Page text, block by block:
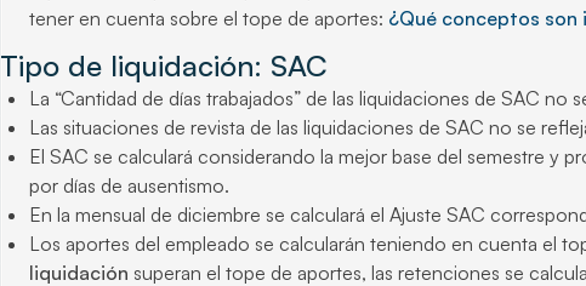
tener en cuenta sobre el tope de aportes: ¿Qué conceptos
Tipo de liquidación: SAC
La “Cantidad de días trabajados” de las liquidaciones de SAC
Las situaciones de revista de las liquidaciones de SAC no se
El SAC se calculará considerando la mejor base del semestre y
por días de ausentismo.
En la mensual de diciembre se calculará el Ajuste SAC
Los aportes del empleado se calcularán teniendo en cuenta el
liquidación superan el tope de aportes, las retenciones se